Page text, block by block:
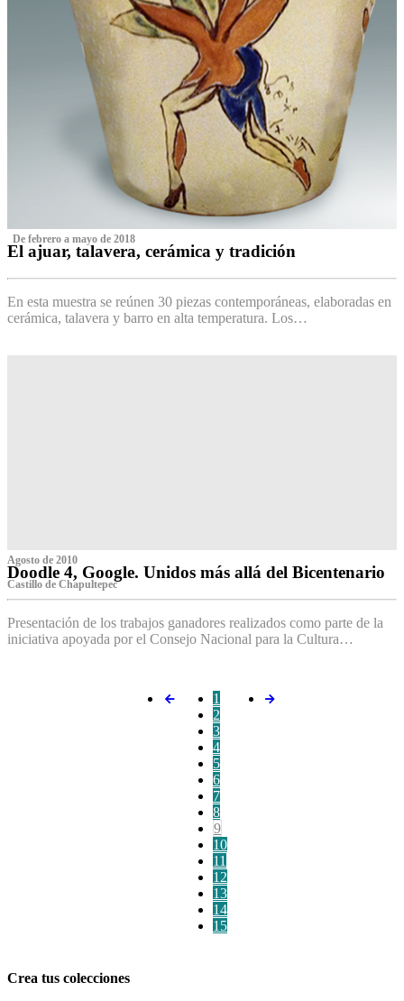
‌ De febrero a mayo de 2018
El ajuar, talavera, cerámica y tradición
En esta muestra se reúnen 30 piezas contemporáneas, elaboradas en
cerámica, talavera y barro en alta temperatura. Los…
Agosto de 2010
Doodle 4, Google. Unidos más allá del Bicentenario
Castillo de Chapultepec
Presentación de los trabajos ganadores realizados como parte de la
iniciativa apoyada por el Consejo Nacional para la Cultura…
1
2
3
4
5
6
7
8
9
10
11
12
13
14
15
Crea tus colecciones